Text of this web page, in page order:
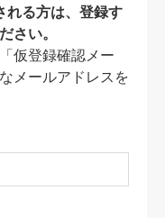
れる方は、登録す
さい。
仮登録確認メー
メールアドレスを